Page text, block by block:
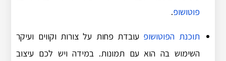
פוטושופ.
תוכנת הפוטושופ עובדת פחות על צורות וקווים ועיקר
השימוש בה הוא עם תמונות. במידה ויש לכם עיצוב